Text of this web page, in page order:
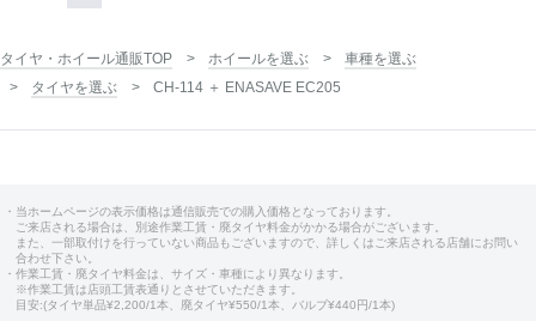
タイヤ・ホイール通販TOP ホイールを選ぶ
車種を選ぶ
タイヤを選ぶ
CH-114 ＋ ENASAVE EC205
・当ホームページの表示価格は通信販売での購入価格となっております。
ご来店される場合は、別途作業工賃・廃タイヤ料金がかかる場合がございます。
また、一部取付けを行っていない商品もございますので、詳しくはご来店される店舗にお問い
合わせ下さい。
・作業工賃・廃タイヤ料金は、サイズ・車種により異なります。
※作業工賃は店頭工賃表通りとさせていただきます。
目安:(タイヤ単品¥2,200/1本、廃タイヤ¥550/1本、バルブ¥440円/1本)